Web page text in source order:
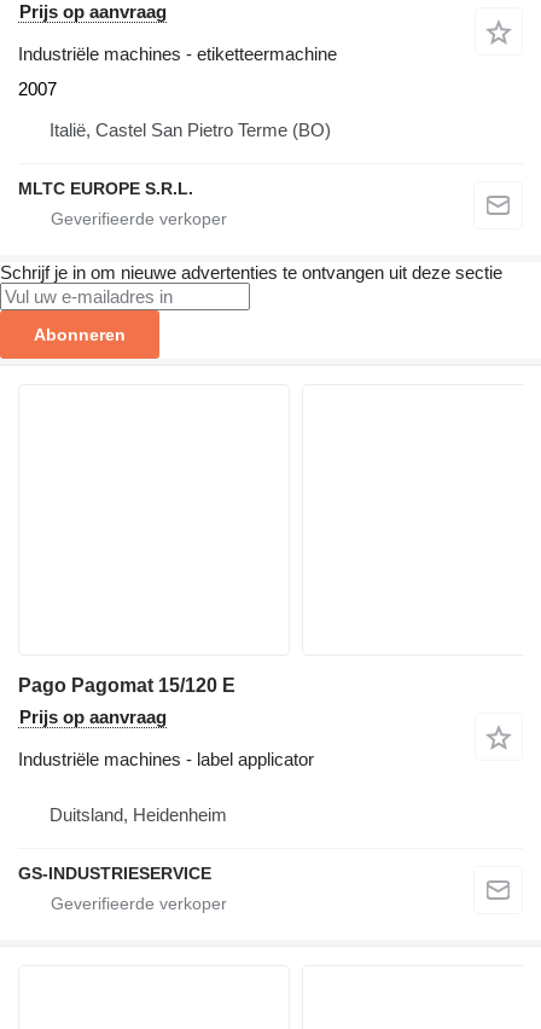
Prijs op aanvraag
Industriële machines - etiketteermachine
2007
Italië, Castel San Pietro Terme (BO)
MLTC EUROPE S.R.L.
Schrijf je in om nieuwe advertenties te ontvangen uit deze sectie
Abonneren
Pago Pagomat 15/120 E
Prijs op aanvraag
Industriële machines - label applicator
Duitsland, Heidenheim
GS-INDUSTRIESERVICE